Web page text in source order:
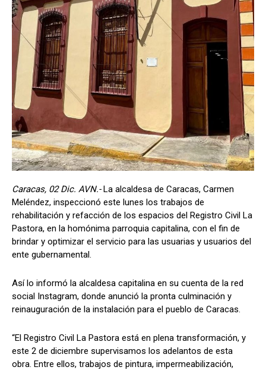
Caracas, 02 Dic. AVN.-La alcaldesa de Caracas, Carmen
Meléndez, inspeccionó este lunes los trabajos de
rehabilitación y refacción de los espacios del Registro Civil La
Pastora, en la homónima parroquia capitalina, con el fin de
brindar y optimizar el servicio para las usuarias y usuarios del
ente gubernamental.
Así lo informó la alcaldesa capitalina en su cuenta de la red
social Instagram, donde anunció la pronta culminación y
reinauguración de la instalación para el pueblo de Caracas.
“El Registro Civil La Pastora está en plena transformación, y
este 2 de diciembre supervisamos los adelantos de esta
obra. Entre ellos, trabajos de pintura, impermeabilización,